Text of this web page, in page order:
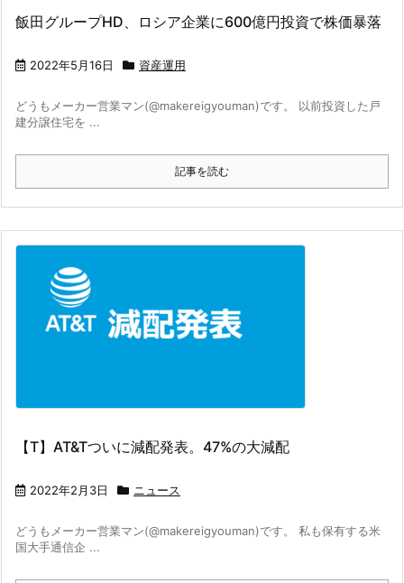
飯田グループHD、ロシア企業に600億円投資で株価暴落
2022年5月16日 資産運用
どうもメーカー営業マン(@makereigyouman)です。 以前投資した戸
建分譲住宅を ...
記事を読む
【T】AT&Tついに減配発表。47%の大減配
2022年2月3日 ニュース
どうもメーカー営業マン(@makereigyouman)です。 私も保有する米
国大手通信企 ...